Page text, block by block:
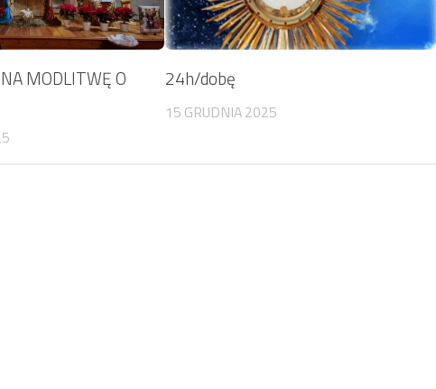
MODLITWĘ O
24h/dobę
15 GRUDNIA 2025